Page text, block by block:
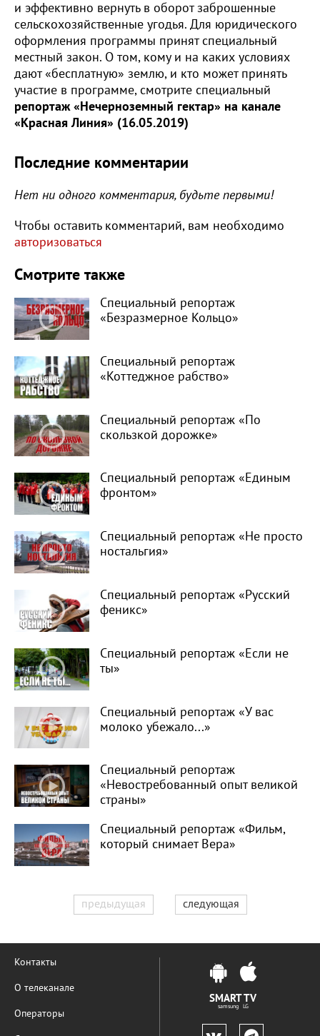
и эффективно вернуть в оборот заброшенные
сельскохозяйственные угодья. Для юридического
оформления программы принят специальный
местный закон. О том, кому и на каких условиях
дают «бесплатную» землю, и кто может принять
участие в программе, смотрите специальный
репортаж «Нечерноземный гектар» на канале
«Красная Линия» (16.05.2019)
Последние комментарии
Нет ни одного комментария, будьте первыми!
Чтобы оставить комментарий, вам необходимо
авторизоваться
Смотрите также
Специальный репортаж
«Безразмерное Кольцо»
Специальный репортаж
«Коттеджное рабство»
Специальный репортаж «По
скользкой дорожке»
Специальный репортаж «Единым
фронтом»
Специальный репортаж «Не просто
ностальгия»
Специальный репортаж «Русский
феникс»
Специальный репортаж «Если не
ты»
Специальный репортаж «У вас
молоко убежало...»
Специальный репортаж
«Невостребованный опыт великой
страны»
Специальный репортаж «Фильм,
который снимает Вера»
предыдущая следующая
Контакты
О телеканале
Операторы
SMART TV
samsung LG